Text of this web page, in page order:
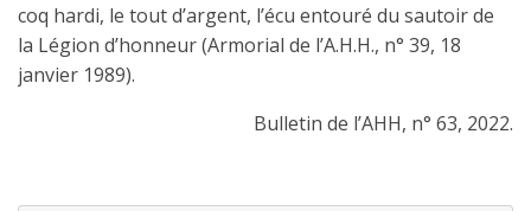
coq hardi, le tout d’argent, l’écu entouré du sautoir de
la Légion d’honneur (Armorial de l’A.H.H., n° 39, 18
janvier 1989).
Bulletin de l’AHH, n° 63, 2022.